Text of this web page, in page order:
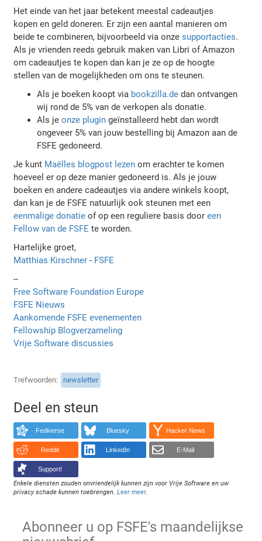
Het einde van het jaar betekent meestal cadeautjes
kopen en geld doneren. Er zijn een aantal manieren om
beide te combineren, bijvoorbeeld via onzesupportacties.
Als je vrienden reeds gebruik maken van Libri of Amazon
om cadeautjes te kopen dan kan je ze op de hoogte
stellen van de mogelijkheden om ons te steunen.
Als je boeken koopt via bookzilla.de dan ontvangen
wij rond de 5% van de verkopen als donatie.
Als jeonze plugin geïnstalleerd hebt dan wordt
ongeveer 5% van jouw bestelling bij Amazon aan de
FSFE gedoneerd.
Je kunt Maëlles blogpost lezen om erachter te komen
hoeveel er op deze manier gedoneerd is. Als je jouw
boeken en andere cadeautjes via andere winkels koopt,
dan kan je de FSFE natuurlijk ook steunen met een
eenmalige donatie of op een reguliere basis dooreen
Fellow van de FSFEte worden.
Hartelijke groet,
Matthias Kirschner- FSFE
--
Free Software Foundation Europe
FSFE Nieuws
Aankomende FSFE evenementen
Fellowship Blogverzameling
Vrije Software discussies
Trefwoorden newsletter
Deel en steun
Fediverse Bluesky Hacker News
Reddit LinkedIn E-Mail
Support!
Enkele diensten zouden onvriendelijk kunnen zijn voor Vrije Software en uw
privacy schade kunnen toebrengen.Leer meer.
Abonneer u op FSFE's maandelijkse